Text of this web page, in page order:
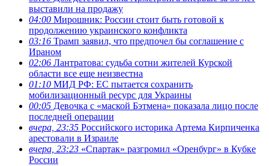
выставили на продажу
04:00 Мирошник: России стоит быть готовой к
продолжению украинского конфликта
03:16 Трамп заявил, что предпочел бы соглашение с
Ираном
02:06 Лантратова: судьба сотни жителей Курской
области все еще неизвестна
01:10 МИД РФ: ЕС пытается сохранить
мобилизационный ресурс для Украины
00:05 Девочка с «маской Бэтмена» показала лицо после
последней операции
вчера, 23:35 Российского историка Артема Кирпиченка
арестовали в Израиле
вчера, 23:23 «Спартак» разгромил «Оренбург» в Кубке
России